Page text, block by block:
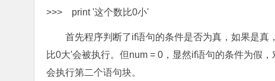
>>> print '这个数比0小'
首先程序判断了if语句的条件是否为真，如果是真
比0大'会被执行。但num = 0，显然if语句的条件为假
会执行第二个语句块。